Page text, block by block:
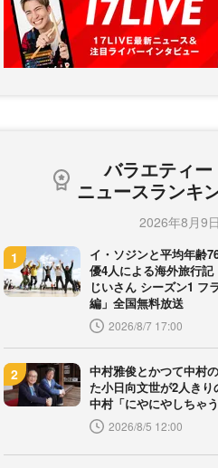
バラエティー
ニュースランキ
2026年8月9
イ・ソジンと平均年齢
優4人による海外旅行
じいさん シーズン1 フ
編」全国無料放送
2026/8/7 17:00
中村雅俊とかつて中村
た小日向文世が2人き
中村「にやにやしちゃう
2026/8/5 12:00